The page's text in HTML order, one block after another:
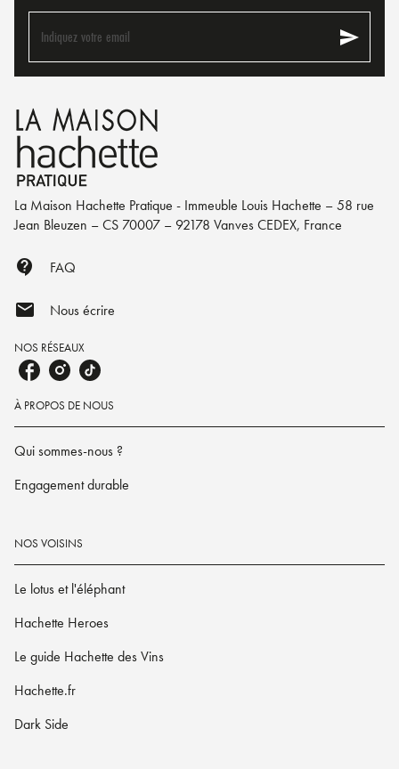
Indiquez votre email send
La Maison Hachette Pratique - Immeuble Louis Hachette – 58 rue
Jean Bleuzen – CS 70007 – 92178 Vanves CEDEX, France
contact_support FAQ
mail Nous écrire
NOS RÉSEAUX
À PROPOS DE NOUS
Qui sommes-nous ?
Engagement durable
NOS VOISINS
Le lotus et l'éléphant
Hachette Heroes
Le guide Hachette des Vins
Hachette.fr
Dark Side